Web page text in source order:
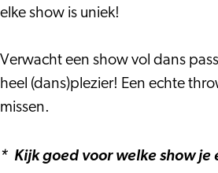
elke show is uniek!
Verwacht een show vol dans
heel (dans)plezier! Een echte
missen.
* Kijk goed voor welke show je